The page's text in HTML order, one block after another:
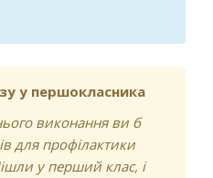
шийного позвонка,
у першокласника
виконання ви б
для профілактики
у перший клас, і